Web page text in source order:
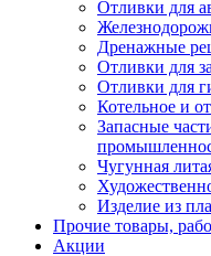
Отливки для
Дренажные
Отливки для
Отливки для
Котельное и
Запасные
Чугунная
Изделие из
Прочие товары,
Акции